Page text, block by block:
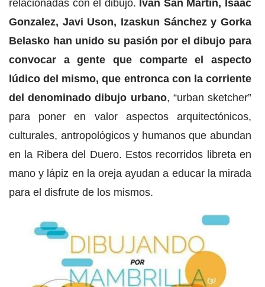
relacionadas con el dibujo. Iván San Martín, Isaac
Gonzalez, Javi Uson, Izaskun Sánchez y Gorka
Belasko han unido su pasión por el dibujo para
convocar a gente que comparte el aspecto
lúdico del mismo, que entronca con la corriente
del denominado dibujo urbano, “urban sketcher”
para poner en valor aspectos arquitectónicos,
culturales, antropológicos y humanos que abundan
en la Ribera del Duero. Estos recorridos libreta en
mano y lápiz en la oreja ayudan a educar la mirada
para el disfrute de los mismos.